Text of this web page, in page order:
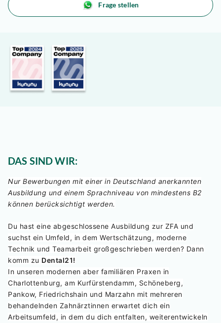
Frage stellen
DAS SIND WIR:
Nur Bewerbungen mit einer in Deutschland anerkannten
Ausbildung und einem Sprachniveau von mindestens B2
können berücksichtigt werden.
Du hast eine abgeschlossene Ausbildung zur ZFA und
suchst ein Umfeld, in dem Wertschätzung, moderne
Technik und Teamarbeit großgeschrieben werden? Dann
komm zu Dental21!
In unseren modernen aber familiären Praxen in
Charlottenburg, am Kurfürstendamm, Schöneberg,
Pankow, Friedrichshain und Marzahn mit mehreren
behandelnden Zahnärztinnen erwartet dich ein
Arbeitsumfeld, in dem du dich entfalten, weiterentwickeln